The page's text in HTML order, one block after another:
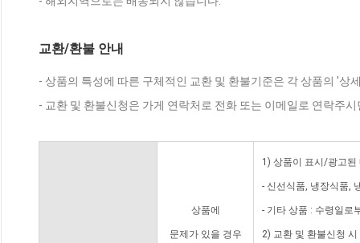
교환/환불 안내
- 상품의 특성에 따른 구체적인 교환 및 환불기준은 각 상품의 '상
- 교환 및 환불신청은 가게 연락처로 전화 또는 이메일로 연락주
상품에
문제가 있을 경우
1) 상품이 표시/광고된
- 신선식품, 냉장식품,
- 기타 상품 : 수령일로
2) 교환 및 환불신청